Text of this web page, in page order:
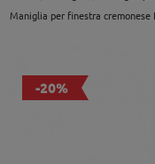
Maniglia per finestra cremonese
-20%